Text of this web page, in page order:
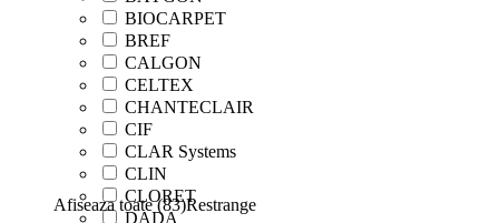
BIOCARPET
BREF
CALGON
CELTEX
CHANTECLAIR
CIF
CLAR Systems
CLIN
CLORET
DADA
Afiseaza toate (83)Restrange